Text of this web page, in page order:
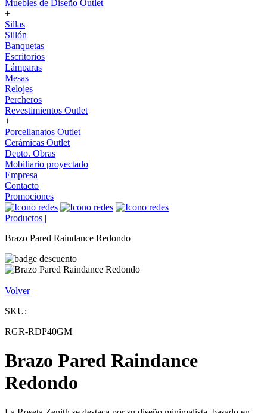
Muebles de Diseño Outlet
+
Sillas
Sillón
Banquetas
Escritorios
Lámparas
Mesas
Relojes
Percheros
Revestimientos Outlet
+
Porcellanatos Outlet
Cerámicas Outlet
Depto. Obras
Mobiliario proyectado
Empresa
Contacto
Promociones
Productos |
Brazo Pared Raindance Redondo
Volver
SKU:
RGR-RDP40GM
Brazo Pared Raindance
Redondo